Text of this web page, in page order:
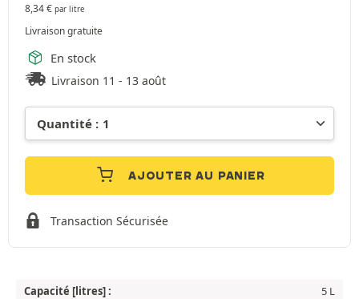
8,34€ par litre
Livraison gratuite
En stock
Livraison 11 - 13 août
AJOUTER AU PANIER
Transaction Sécurisée
Capacité [litres] :
5 L